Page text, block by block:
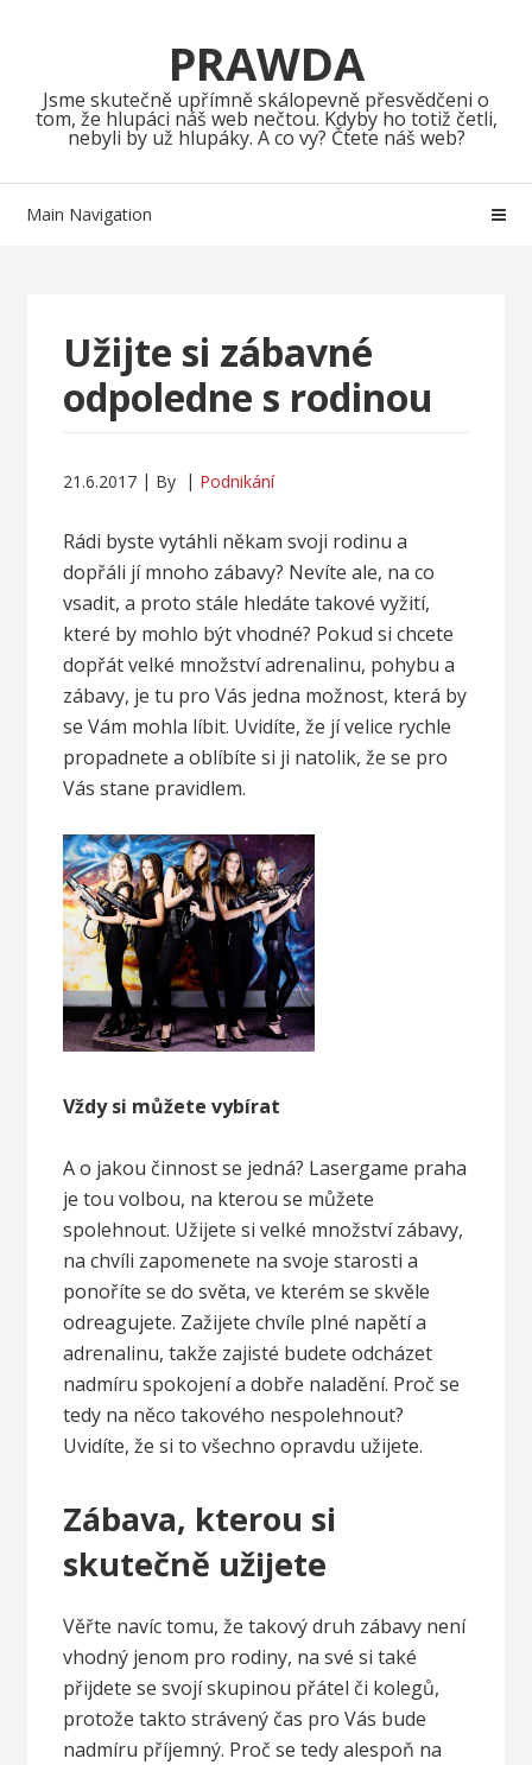
PRAWDA
Jsme skutečně upřímně skálopevně přesvědčeni o
tom, že hlupáci náš web nečtou. Kdyby ho totiž četli,
nebyli by už hlupáky. A co vy? Čtete náš web?
Main Navigation
Užijte si zábavné
odpoledne s rodinou
21.6.2017 By Podnikání
Rádi byste vytáhli někam svoji rodinu a
dopřáli jí mnoho zábavy? Nevíte ale, na co
vsadit, a proto stále hledáte takové vyžití,
které by mohlo být vhodné? Pokud si chcete
dopřát velké množství adrenalinu, pohybu a
zábavy, je tu pro Vás jedna možnost, která by
se Vám mohla líbit. Uvidíte, že jí velice rychle
propadnete a oblíbíte si ji natolik, že se pro
Vás stane pravidlem.
Vždy si můžete vybírat
A o jakou činnost se jedná? Lasergame praha
je tou volbou, na kterou se můžete
spolehnout. Užijete si velké množství zábavy,
na chvíli zapomenete na svoje starosti a
ponoříte se do světa, ve kterém se skvěle
odreagujete. Zažijete chvíle plné napětí a
adrenalinu, takže zajisté budete odcházet
nadmíru spokojení a dobře naladění. Proč se
tedy na něco takového nespolehnout?
Uvidíte, že si to všechno opravdu užijete.
Zábava, kterou si
skutečně užijete
Věřte navíc tomu, že takový druh zábavy není
vhodný jenom pro rodiny, na své si také
přijdete se svojí skupinou přátel či kolegů,
protože takto strávený čas pro Vás bude
nadmíru příjemný. Proč se tedy alespoň na